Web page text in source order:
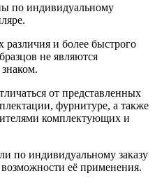
по индивидуальному
и более быстрого
не являются
от представленных
фурнитуре, а также
комплектующих и
по индивидуальному заказу
её применения.